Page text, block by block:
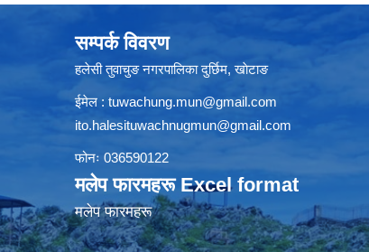
सम्पर्क विवरण
हलेसी तुवाचुङ नगरपालिका दुर्छिम, खाेटाङ
ईमेल : tuwachung.mun@gmail.com
ito.halesituwachnugmun@gmail.com
फोनः 036590122
मलेप फारमहरू Excel format
मलेप फारमहरू